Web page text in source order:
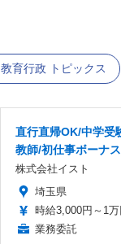
教育行政 トピックス
直行直帰OK/中学受
教師/初仕事ボーナ
株式会社イスト
埼玉県
時給3,000円～1万
業務委託